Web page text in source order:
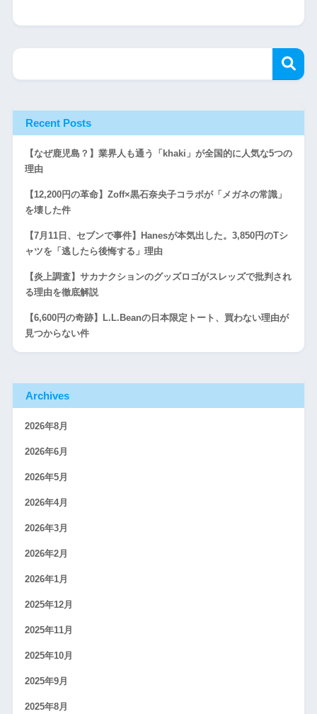
Recent Posts
【なぜ鹿児島？】業界人も通う「khaki」が全国的に人気な5つの
理由
【12,200円の革命】Zoff×黒石奈央子コラボが「メガネの常識」
を壊した件
【7月11日、セブンで事件】Hanesが本気出した。3,850円のTシ
ャツを「逃したら後悔する」理由
【炎上調査】サカナクションのグッズロゴがスレッズで批判され
る理由を徹底解説
【6,600円の奇跡】L.L.Beanの日本限定トート、買わない理由が
見つからない件
Archives
2026年8月
2026年6月
2026年5月
2026年4月
2026年3月
2026年2月
2026年1月
2025年12月
2025年11月
2025年10月
2025年9月
2025年8月